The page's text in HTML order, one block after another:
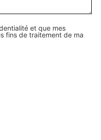
et que mes
fins de traitement de ma